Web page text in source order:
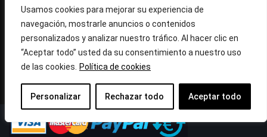
Usamos cookies para mejorar su experiencia de
navegación, mostrarle anuncios o contenidos
personalizados y analizar nuestro tráfico. Al hacer clic en
“Aceptar todo” usted da su consentimiento a nuestro uso
de las cookies.
Política de cookies
Personalizar Rechazar todo Aceptar todo
08755, Barcelona, Cataluña, España
Horario: Lun-Vie 09:30h a 13:30h y 16:45h a 20:00h - Sab
10:30h a 14:.00h
Correo:info@tiendaxpels.com